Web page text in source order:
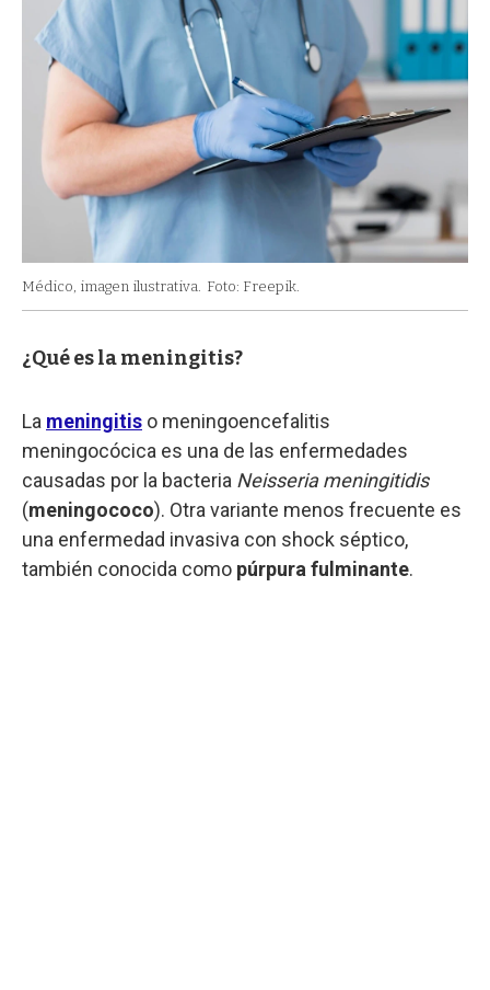
Médico, imagen ilustrativa. Foto: Freepik.
¿Qué es la meningitis?
La meningitis o meningoencefalitis
meningocócica es una de las enfermedades
causadas por la bacteria Neisseria meningitidis
(meningococo). Otra variante menos frecuente es
una enfermedad invasiva con shock séptico,
también conocida como púrpura fulminante.